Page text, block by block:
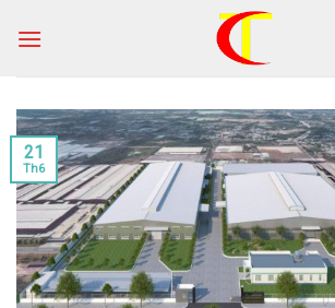
21
Th6